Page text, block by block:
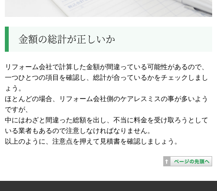
金額の総計が正しいか
リフォーム会社で計算した金額が間違っている可能性があるので、
一つひとつの項目を確認し、総計が合っているかをチェックしまし
ょう。
ほとんどの場合、リフォーム会社側のケアレスミスの事が多いよう
ですが、
中にはわざと間違った総額を出し、不当に料金を受け取ろうとして
いる業者もあるので注意しなければなりません。
以上のように、注意点を押えて見積書を確認しましょう。